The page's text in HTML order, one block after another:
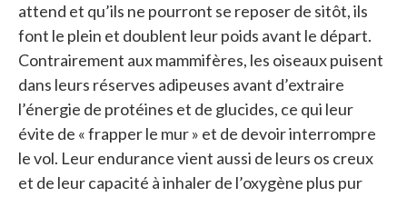
attend et qu’ils ne pourront se reposer de sitôt, ils
font le plein et doublent leur poids avant le départ.
Contrairement aux mammifères, les oiseaux puisent
dans leurs réserves adipeuses avant d’extraire
l’énergie de protéines et de glucides, ce qui leur
évite de « frapper le mur » et de devoir interrompre
le vol. Leur endurance vient aussi de leurs os creux
et de leur capacité à inhaler de l’oxygène plus pur